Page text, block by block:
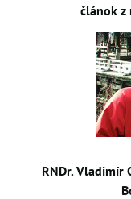
článok z
RNDr. Vladimír